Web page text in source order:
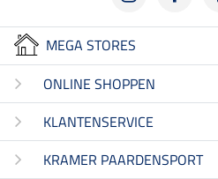
MEGA STORES
ONLINE SHOPPEN
KLANTENSERVICE
KRAMER PAARDENSPORT